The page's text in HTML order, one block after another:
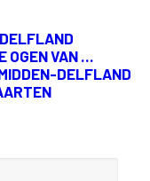
OGEN VAN …
DELFLAND
de boeren
verder en